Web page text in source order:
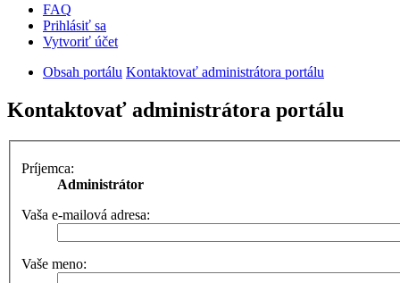
FAQ
Prihlásiť sa
Vytvoriť účet
Obsah portálu Kontaktovať administrátora portálu
Kontaktovať administrátora portálu
Príjemca:
Administrátor
Vaša e-mailová adresa:
Vaše meno: